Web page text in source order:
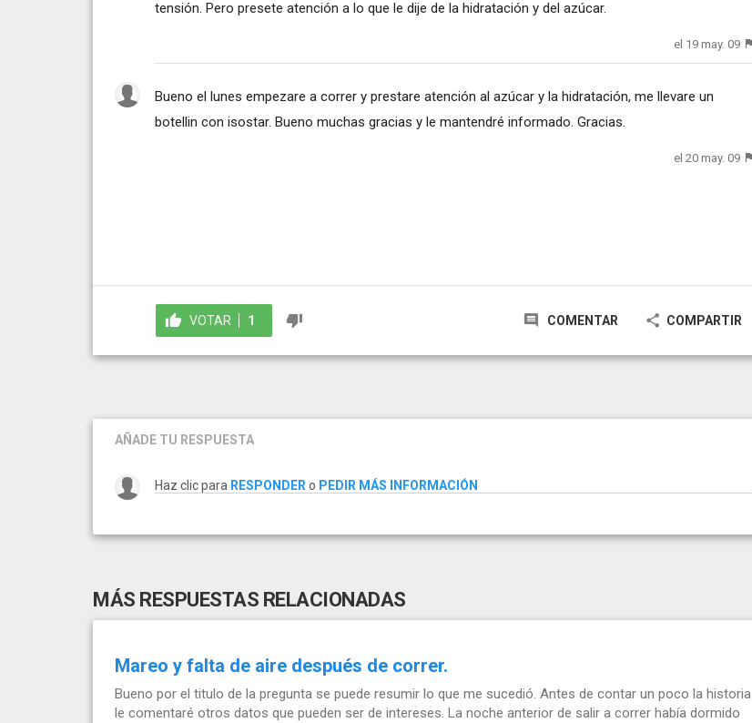
tensión. Pero presete atención a lo que le dije de la hidratación y del azúcar.
el 19 may. 09
Bueno el lunes empezare a correr y prestare atención al azúcar y la hidratación, me llevare un
botellin con isostar. Bueno muchas gracias y le mantendré informado. Gracias.
el 20 may. 09
VOTAR 1 COMENTAR COMPARTIR
AÑADE TU RESPUESTA
Haz clic para RESPONDERo PEDIR MÁS INFORMACIÓN
MÁS RESPUESTAS RELACIONADAS
Mareo y falta de aire después de correr.
Bueno por el titulo de la pregunta se puede resumir lo que me sucedió. Antes de contar un poco la historia
le comentaré otros datos que pueden ser de intereses. La noche anterior de salir a correr había dormido